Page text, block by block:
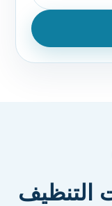
التنظيف